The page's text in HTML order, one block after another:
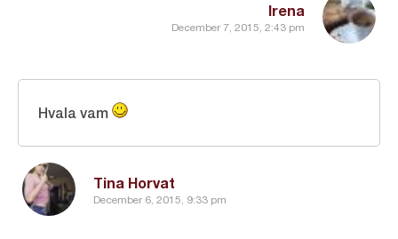
Irena
December 7, 2015, 2:43 pm
Tina Horvat
December 6, 2015, 9:33 pm
Hvala vam